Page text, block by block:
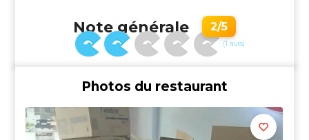
Note générale 2/5
(1 avis)
Photos du restaurant